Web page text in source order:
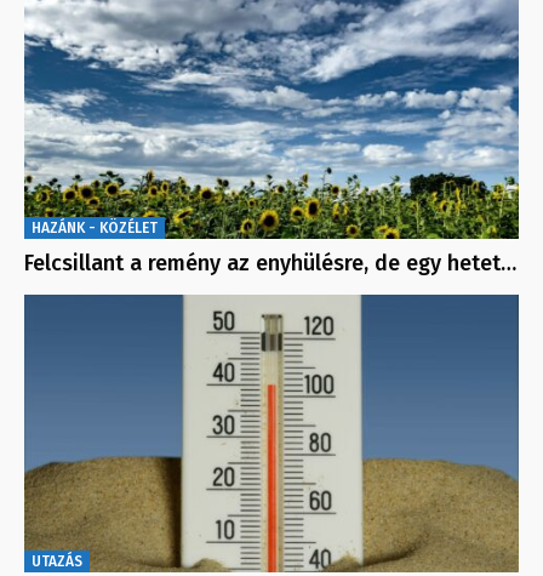
HAZÁNK - KÖZÉLET
Felcsillant a remény az enyhülésre, de egy hetet…
UTAZÁS